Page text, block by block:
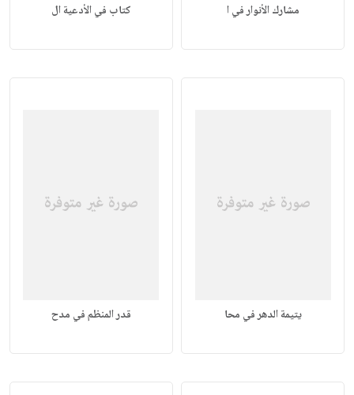
مشارك الأنوار في ا كتاب في الأدعية ال
يتيمة الدهر في محا قدر المنظم في مدح